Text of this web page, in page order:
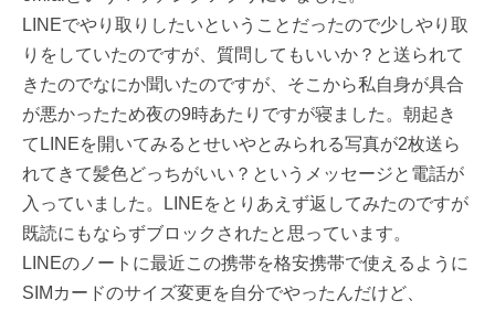
LINEでやり取りしたいということだったので少しやり取
りをしていたのですが、質問してもいいか？と送られて
きたのでなにか聞いたのですが、そこから私自身が具合
が悪かったため夜の9時あたりですが寝ました。朝起き
てLINEを開いてみるとせいやとみられる写真が2枚送ら
れてきて髪色どっちがいい？というメッセージと電話が
入っていました。LINEをとりあえず返してみたのですが
既読にもならずブロックされたと思っています。
LINEのノートに最近この携帯を格安携帯で使えるように
SIMカードのサイズ変更を自分でやったんだけど、